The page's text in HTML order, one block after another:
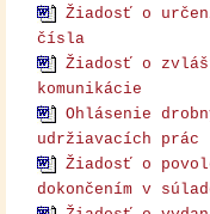
Žiadosť o
čísla
Žiadosť o
komunikácie
Ohlásenie
udržiavacích prác
Žiadosť o
dokončením v